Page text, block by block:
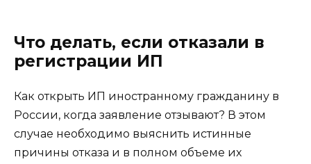
Что делать, если отказали в
регистрации ИП
Как открыть ИП иностранному гражданину в
России, когда заявление отзывают? В этом
случае необходимо выяснить истинные
причины отказа и в полном объеме их